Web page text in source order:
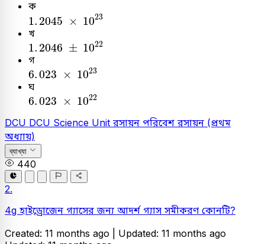
ক
1. 2045 × 1023
1 2045 1023
খ
1. 2046 ± 1022
1. 2046 ± 1022
গ
6.023 × 1023
6 023 1023
ঘ
6.023 × 1022
6 023 1022
DCU DCU Science Unit রসায়ন পরিবেশ রসায়ন (প্রথম
অধ্যায়)
ব্যাখ্যা
440
2.
4g হাইড্রোজেন গ্যাসের জন্য আদর্শ গ্যাস সমীকরণ কোনটি?
Created: 11 months ago | Updated: 11 months ago